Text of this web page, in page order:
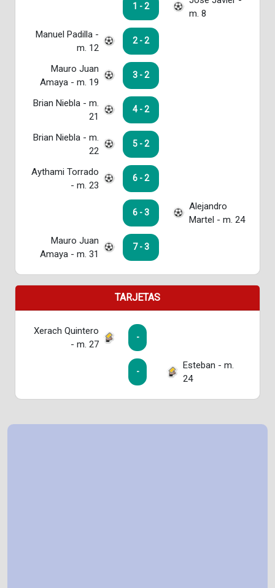
1 - 2
m. 8
Manuel Padilla -
m. 12
2 - 2
Mauro Juan
Amaya - m. 19
3 - 2
Brian Niebla - m.
21
4 - 2
Brian Niebla - m.
22
5 - 2
Aythami Torrado
- m. 23
6 - 2
6 - 3
Alejandro
Martel - m. 24
Mauro Juan
Amaya - m. 31
7 - 3
TARJETAS
Xerach Quintero
- m. 27
-
-
Esteban - m.
24